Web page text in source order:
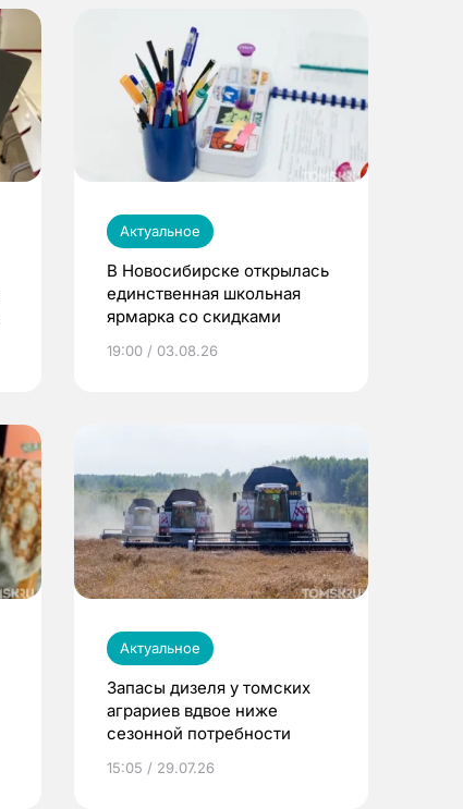
Актуальное
В Новосибирске открылась
единственная школьная
ярмарка со скидками
19:00 / 03.08.26
Актуальное
Запасы дизеля у томских
аграриев вдвое ниже
сезонной потребности
15:05 / 29.07.26